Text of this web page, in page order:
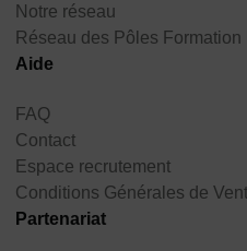
Notre réseau
Réseau des Pôles Formation
Aide
FAQ
Contact
Espace recrutement
Conditions Générales de
Partenariat